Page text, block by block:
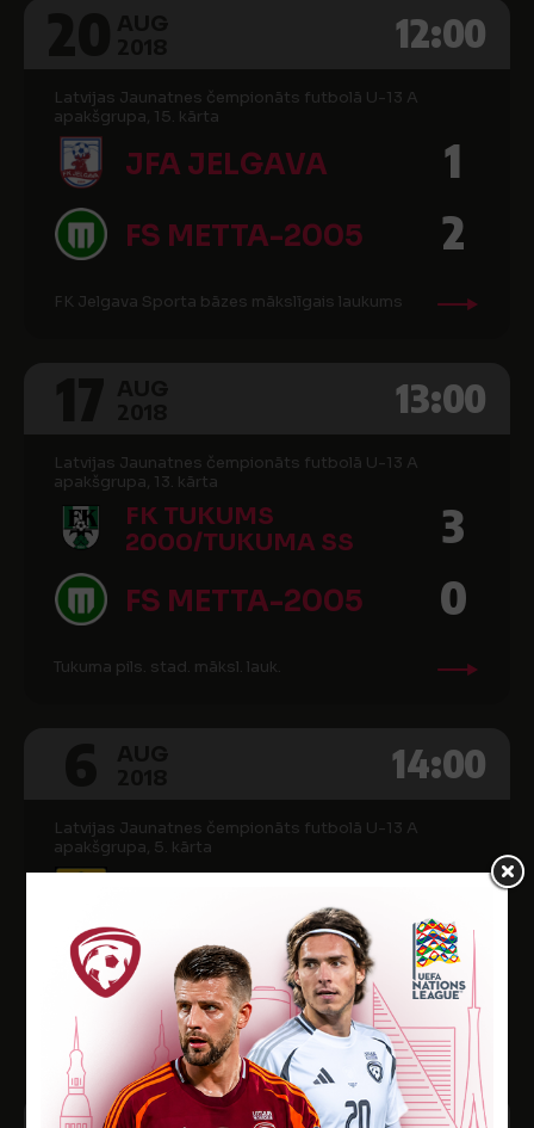
12:00
Latvijas Jaunatnes čempionāts futbolā U-13 A
apakšgrupa, 15. kārta
JFA JELGAVA 1
FS METTA-2005 2
FK Jelgava Sporta bāzes mākslīgais laukums
13:00
Latvijas Jaunatnes čempionāts futbolā U-13 A
apakšgrupa, 13. kārta
FK TUKUMS
2000/TUKUMA SS
3
FS METTA-2005 0
Tukuma pils. stad. māksl. lauk.
14:00
Latvijas Jaunatnes čempionāts futbolā U-13 A
apakšgrupa, 5. kārta
4
FS METTA-2005 4
Pārventas sporta kompleksa futbola laukums
AUG